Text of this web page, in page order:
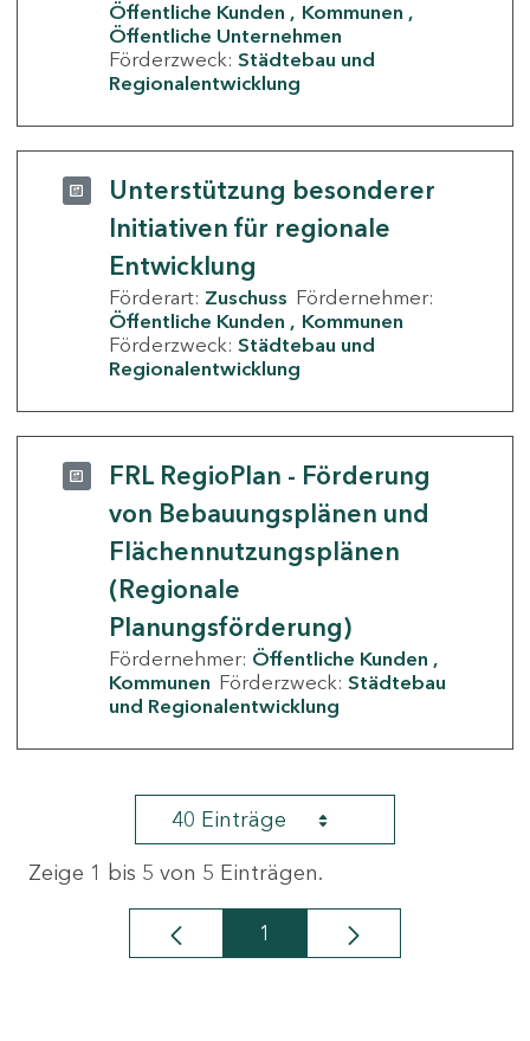
Öffentliche Kunden
Kommunen
Öffentliche Unternehmen
Förderzweck: Städtebau und
Regionalentwicklung
Unterstützung besonderer
Initiativen für regionale
Entwicklung
Förderart: Zuschuss Fördernehmer:
Öffentliche Kunden
Kommunen
Förderzweck: Städtebau und
Regionalentwicklung
FRL RegioPlan - Förderung
von Bebauungsplänen und
Flächennutzungsplänen
(Regionale
Planungsförderung)
Fördernehmer: Öffentliche Kunden
Kommunen Förderzweck: Städtebau
und Regionalentwicklung
40 Einträge
Zeige 1 bis 5 von 5 Einträgen.
Seite
1